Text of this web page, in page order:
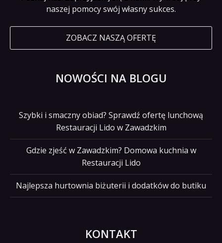
naszej pomocy swój własny sukces.
ZOBACZ NASZĄ OFERTĘ
NOWOŚCI NA BLOGU
Szybki i smaczny obiad? Sprawdź ofertę lunchową
Restauracji Lido w Zawadzkim
Gdzie zjeść w Zawadzkim? Domowa kuchnia w
Restauracji Lido
Najlepsza hurtownia biżuterii i dodatków do butiku
KONTAKT